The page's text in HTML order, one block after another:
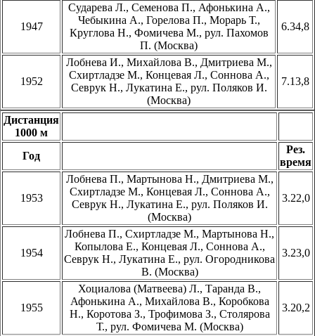
1947
Сударева Л., Семенова П., Афонькина А.,
Чебыкина А., Горелова П., Морарь Т.,
Круглова Н., Фомичева М., рул. Пахомов
П. (Москва)
6.34,8
1952
Лобнева И., Михайлова В., Дмитриева М.,
Схиртладзе М., Концевая Л., Соннова А.,
Севрук Н., Лукатина Е., рул. Поляков И.
(Москва)
7.13,8
Дистанция
1000 м
Год
Рез.
время
1953
Лобнева П., Мартынова Н., Дмитриева М.,
Схиртладзе М., Концевая Л., Соннова А.,
Севрук Н., Лукатина Е., рул. Поляков И.
(Москва)
3.22,0
1954
Лобнева П., Схиртладзе М., Мартынова Н.,
Копылова Е., Концевая Л., Соннова А.,
Севрук Н., Лукатина Е., рул. Огородникова
В. (Москва)
3.23,0
1955
Хоциалова (Матвеева) Л., Таранда В.,
Афонькина А., Михайлова В., Коробкова
Н., Коротова З., Трофимова З., Столярова
Т., рул. Фомичева М. (Москва)
3.20,2